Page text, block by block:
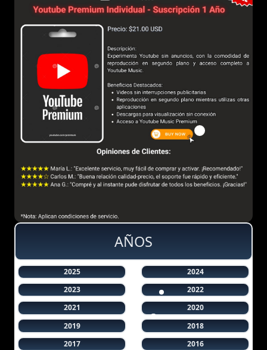
AÑOS
2025
2024
2023
2022
2021
2020
2019
2018
2017
2016